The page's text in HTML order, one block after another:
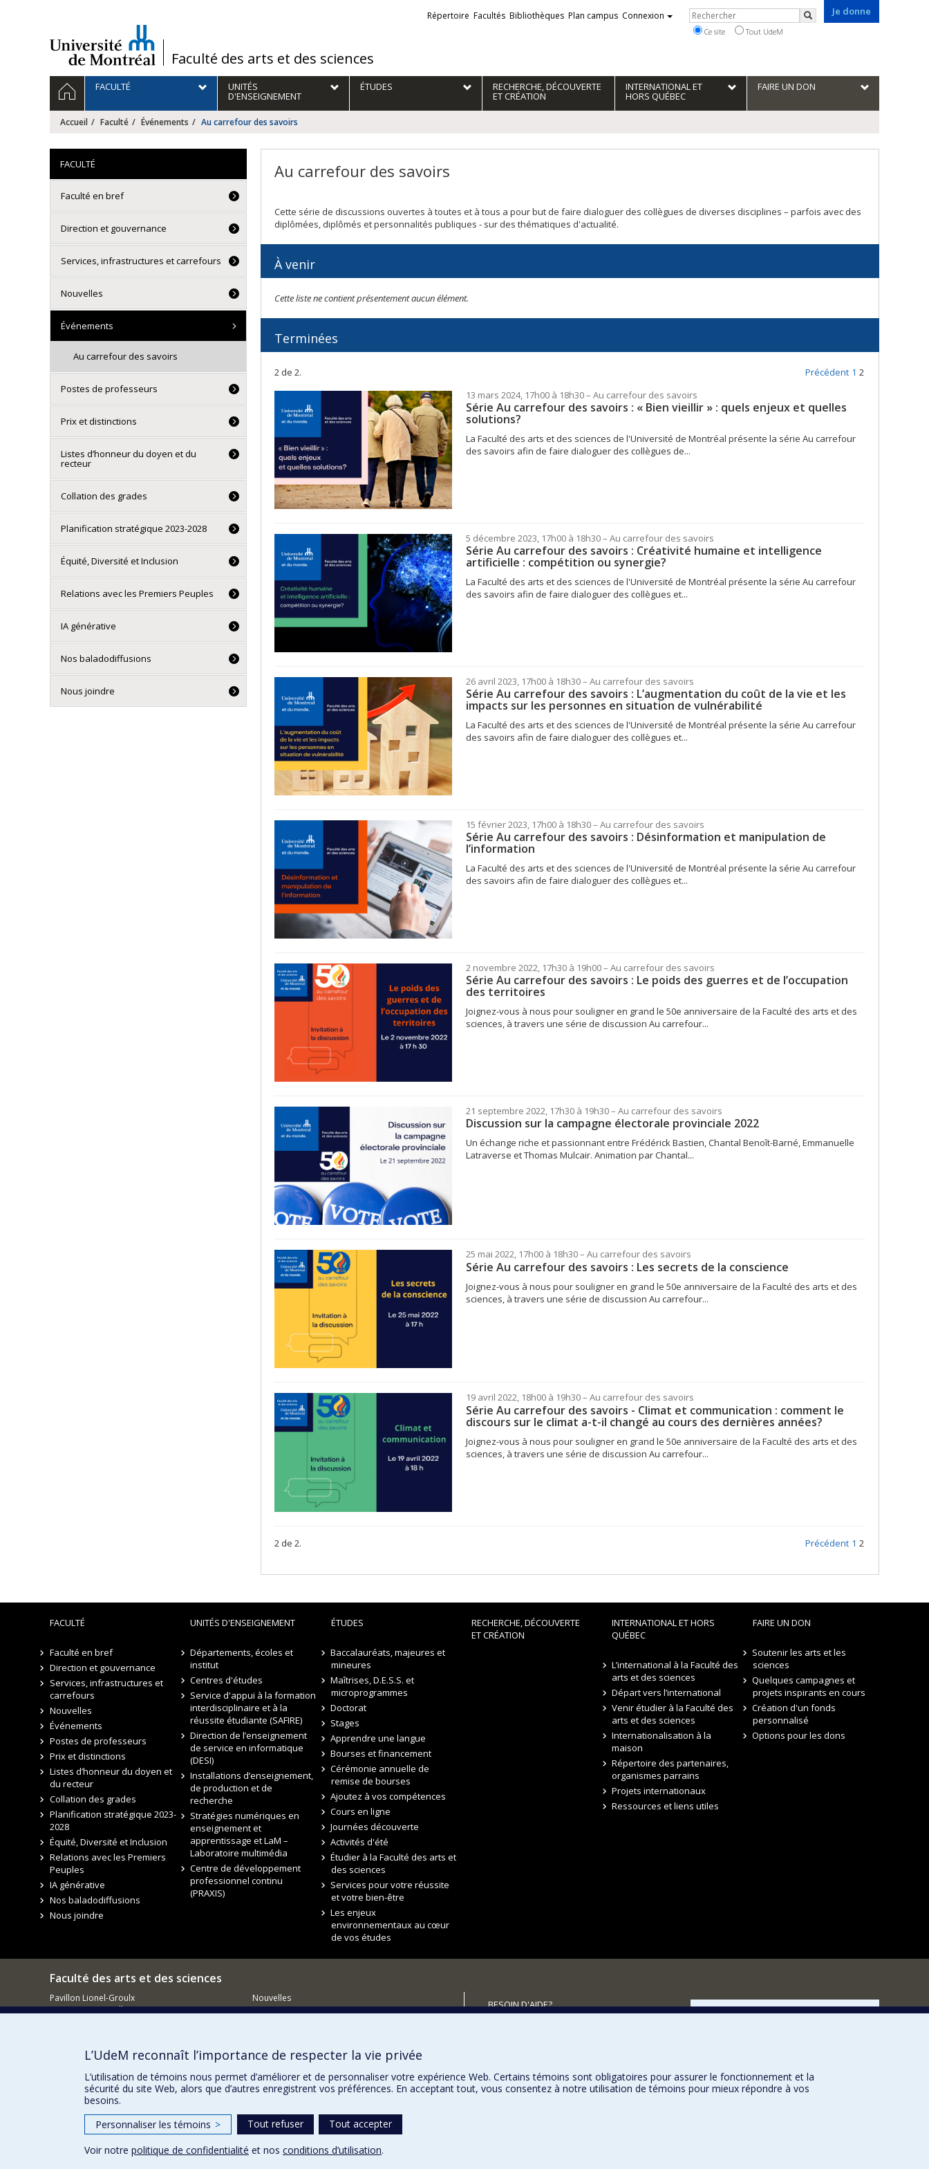
/Faculté des arts et des sciences
Je donne
Liens
externes
Répertoire Facultés Bibliothèques Plan campus Connexion Rechercher
Rechercher
Ce site Tout UdeM
Navigation
principale
ACCUEILFACULTÉ UNITÉS
D'ENSEIGNEMENT
ÉTUDES RECHERCHE, DÉCOUVERTE
ET CRÉATION
INTERNATIONAL ET
HORS QUÉBEC
FAIRE UN DON
Accueil Faculté Événements Au carrefour des savoirs
Au carrefour des savoirs
Cette série de discussions ouvertes à toutes et à tous a pour but de faire dialoguer des collègues de diverses disciplines – parfois avec des
diplômées, diplômés et personnalités publiques - sur des thématiques d'actualité.
À venir
Cette liste ne contient présentement aucun élément.
Terminées
2 de 2. Précédent 1 2
13 mars 2024, 17h00 à 18h30– Au carrefour des savoirs
Série Au carrefour des savoirs : « Bien vieillir » : quels enjeux et quelles
solutions?
La Faculté des arts et des sciences de l'Université de Montréal présente la série Au carrefour
des savoirs afin de faire dialoguer des collègues de...
5 décembre 2023, 17h00 à 18h30– Au carrefour des savoirs
Série Au carrefour des savoirs : Créativité humaine et intelligence
artificielle : compétition ou synergie?
La Faculté des arts et des sciences de l'Université de Montréal présente la série Au carrefour
des savoirs afin de faire dialoguer des collègues et...
26 avril 2023, 17h00 à 18h30– Au carrefour des savoirs
Série Au carrefour des savoirs : L’augmentation du coût de la vie et les
impacts sur les personnes en situation de vulnérabilité
La Faculté des arts et des sciences de l'Université de Montréal présente la série Au carrefour
des savoirs afin de faire dialoguer des collègues et...
15 février 2023, 17h00 à 18h30– Au carrefour des savoirs
Série Au carrefour des savoirs : Désinformation et manipulation de
l’information
La Faculté des arts et des sciences de l'Université de Montréal présente la série Au carrefour
des savoirs afin de faire dialoguer des collègues et...
2 novembre 2022, 17h30 à 19h00– Au carrefour des savoirs
Série Au carrefour des savoirs : Le poids des guerres et de l’occupation
des territoires
Joignez-vous à nous pour souligner en grand le 50e anniversaire de la Faculté des arts et des
sciences, à travers une série de discussion Au carrefour...
21 septembre 2022, 17h30 à 19h30– Au carrefour des savoirs
Discussion sur la campagne électorale provinciale 2022
Un échange riche et passionnant entre Frédérick Bastien, Chantal Benoît-Barné, Emmanuelle
Latraverse et Thomas Mulcair. Animation par Chantal...
25 mai 2022, 17h00 à 18h30– Au carrefour des savoirs
Série Au carrefour des savoirs : Les secrets de la conscience
Joignez-vous à nous pour souligner en grand le 50e anniversaire de la Faculté des arts et des
sciences, à travers une série de discussion Au carrefour...
19 avril 2022, 18h00 à 19h30– Au carrefour des savoirs
Série Au carrefour des savoirs - Climat et communication : comment le
discours sur le climat a-t-il changé au cours des dernières années?
Joignez-vous à nous pour souligner en grand le 50e anniversaire de la Faculté des arts et des
sciences, à travers une série de discussion Au carrefour...
2 de 2. Précédent 1 2
FACULTÉ
Faculté en bref
Direction et gouvernance
Services, infrastructures et carrefours
Nouvelles
Événements
Au carrefour des savoirs
Postes de professeurs
Prix et distinctions
Listes d’honneur du doyen et du
recteur
Collation des grades
Planification stratégique 2023-2028
Équité, Diversité et Inclusion
Relations avec les Premiers Peuples
IA générative
Nos baladodiffusions
Nous joindre
FACULTÉ
Faculté en bref
Direction et gouvernance
Services, infrastructures et
carrefours
Nouvelles
Événements
Postes de professeurs
Prix et distinctions
Listes d’honneur du doyen et
du recteur
Collation des grades
Planification stratégique 2023-
2028
Équité, Diversité et Inclusion
Relations avec les Premiers
Peuples
IA générative
Nos baladodiffusions
Nous joindre
UNITÉS D'ENSEIGNEMENT
Départements, écoles et
institut
Centres d'études
Service d'appui à la formation
interdisciplinaire et à la
réussite étudiante (SAFIRE)
Direction de l’enseignement
de service en informatique
(DESI)
Installations d’enseignement,
de production et de
recherche
Stratégies numériques en
enseignement et
apprentissage et LaM –
Laboratoire multimédia
Centre de développement
professionnel continu
(PRAXIS)
ÉTUDES
Baccalauréats, majeures et
mineures
Maîtrises, D.E.S.S. et
microprogrammes
Doctorat
Stages
Apprendre une langue
Bourses et financement
Cérémonie annuelle de
remise de bourses
Ajoutez à vos compétences
Cours en ligne
Journées découverte
Activités d'été
Étudier à la Faculté des arts et
des sciences
Services pour votre réussite
et votre bien-être
Les enjeux
environnementaux au cœur
de vos études
RECHERCHE, DÉCOUVERTE
ET CRÉATION
INTERNATIONAL ET HORS
QUÉBEC
L’international à la Faculté des
arts et des sciences
Départ vers l’international
Venir étudier à la Faculté des
arts et des sciences
Internationalisation à la
maison
Répertoire des partenaires,
organismes parrains
Projets internationaux
Ressources et liens utiles
FAIRE UN DON
Soutenir les arts et les
sciences
Quelques campagnes et
projets inspirants en cours
Création d'un fonds
personnalisé
Options pour les dons
Faculté des arts et des sciences
Pavillon Lionel-Groulx
3150, rue Jean-Brillant
Nouvelles
Événements
BESOIN D'AIDE?
FACULTÉ DES ARTS ET DES SCIENCES
Nos programmes et cours
Confidentialité Conditions d’utilisation Paramètres des témoins
L’UdeM reconnaît l’importance de respecter la vie privée
L’utilisation de témoins nous permet d’améliorer et de personnaliser votre expérience Web. Certains témoins sont obligatoires pour assurer le fonctionnement et la
sécurité du site Web, alors que d’autres enregistrent vos préférences. En acceptant tout, vous consentez à notre utilisation de témoins pour mieux répondre à vos
besoins.
Personnaliser les témoins > Tout refuser
Tout accepter
Voir notre politique de confidentialité et nos conditions d’utilisation.